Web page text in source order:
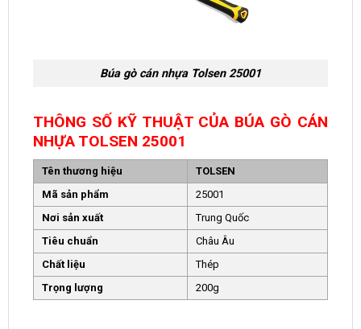
Búa gò cán nhựa Tolsen 25001
THÔNG SỐ KỸ THUẬT CỦA BÚA GÒ CÁN
NHỰA TOLSEN 25001
Tên thương hiệu
TOLSEN
Mã sản phẩm
25001
Nơi sản xuất
Trung Quốc
Tiêu chuẩn
Châu Âu
Chất liệu
Thép
Trọng lượng
200g